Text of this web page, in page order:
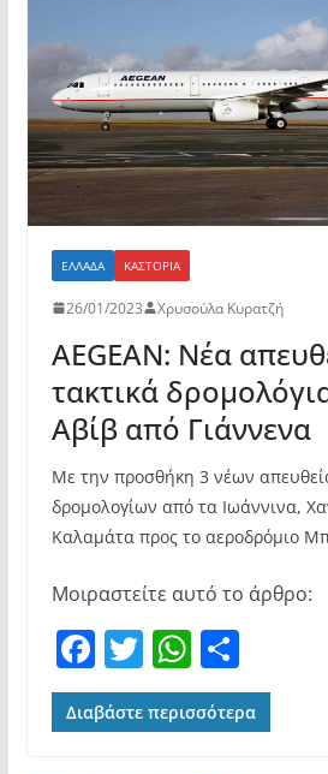
o
k
p ίτ
ε
ΕΛΛΆΔΑ ΚΑΣΤΟΡΙΆ
26/01/2023 Χρυσούλα Κυρατζή
AEGEAN: Νέα
τακτικά
Αβίβ από Γιάννενα
Με την προσθήκη 3 νέων
δρομολογίων από τα Ιωάννινα,
Καλαμάτα προς το αεροδρόμιο
Μοιραστείτε αυτό το άρθρο:
F
a
c
T
w
itt
W
h
at
Μ
οι
ρ
Διαβάστε περισσότερα